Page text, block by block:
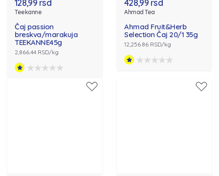
128,99 rsd
Teekanne
Čaj passion
breskva/marakuja
TEEKANNE45g
2,866.44 RSD/kg
428,99 rsd
Ahmad Tea
Ahmad Fruit&Herb
Selection Čaj 20/1 35g
12,256.86 RSD/kg